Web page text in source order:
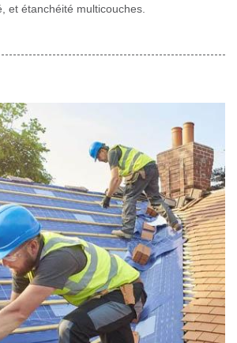
et étanchéité multicouches.